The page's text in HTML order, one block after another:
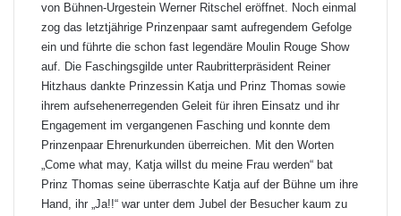
von Bühnen-Urgestein Werner Ritschel eröffnet. Noch einmal
zog das letztjährige Prinzenpaar samt aufregendem Gefolge
ein und führte die schon fast legendäre Moulin Rouge Show
auf. Die Faschingsgilde unter Raubritterpräsident Reiner
Hitzhaus dankte Prinzessin Katja und Prinz Thomas sowie
ihrem aufsehenerregenden Geleit für ihren Einsatz und ihr
Engagement im vergangenen Fasching und konnte dem
Prinzenpaar Ehrenurkunden überreichen. Mit den Worten
„Come what may, Katja willst du meine Frau werden“ bat
Prinz Thomas seine überraschte Katja auf der Bühne um ihre
Hand, ihr „Ja!!“ war unter dem Jubel der Besucher kaum zu